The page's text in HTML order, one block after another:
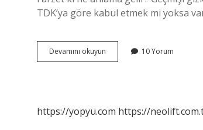
TDK’ya göre kabul etmek mi yoksa
Devamını okuyun
Edelim
10 Yorum
https://yopyu.com https://